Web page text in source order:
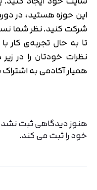
این حوزه هستید، در
شرکت کنید. نظر شما
تا به حال تجربه‌ی کار
نظرات خودتان را در
همیار آکادمی به اشتراک
هنوز دیدگاهی ثبت
خود را ثبت می کند.